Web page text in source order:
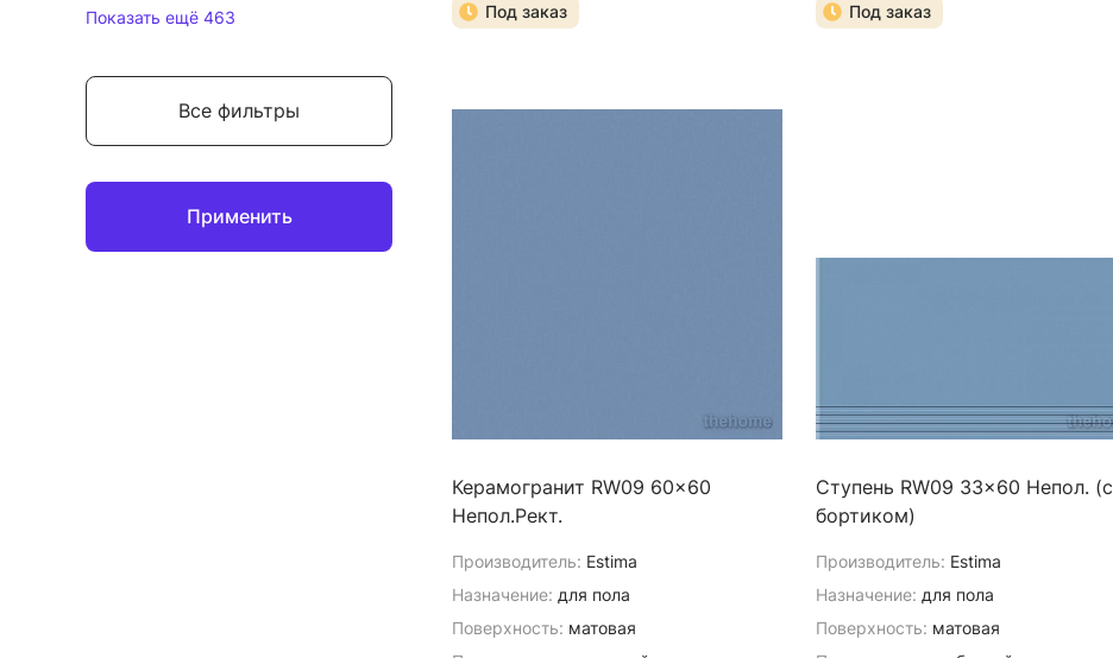
Показать ещё 463
Все фильтры
Применить
Под заказ
Под заказ
Керамогранит RW09 60x60
Непол.Рект.
Производитель: Estima
Назначение: для пола
Поверхность: матовая
Ступень RW09 33x60 Непол. (с
бортиком)
Производитель: Estima
Назначение: для пола
Поверхность: матовая